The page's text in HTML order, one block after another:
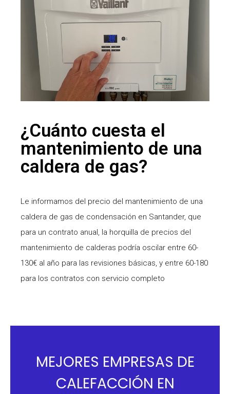
¿Cuánto cuesta el
mantenimiento de una
caldera de gas?
Le informamos del precio del mantenimiento de una
caldera de gas de condensación en Santander, que
para un contrato anual, la horquilla de precios del
mantenimiento de calderas podría oscilar entre 60-
130€ al año para las revisiones básicas, y entre 60-180
para los contratos con servicio completo
MEJORES EMPRESAS DE
CALEFACCIÓN EN